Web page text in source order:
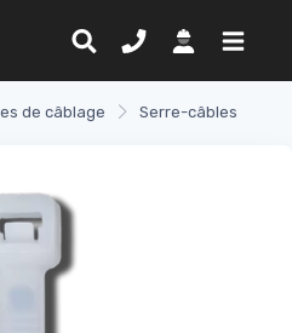
de câblage Serre-câbles